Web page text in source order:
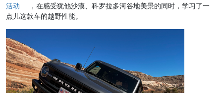
活动
，在感受犹他沙漠、科罗拉多河谷地美景的同时，学习了一
点儿这款车的越野性能。